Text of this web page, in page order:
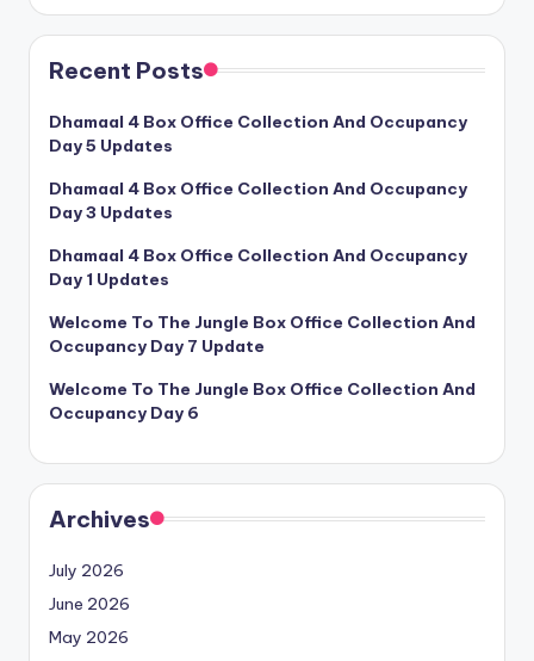
Recent Posts
Dhamaal 4 Box Office Collection And Occupancy
Day 5 Updates
Dhamaal 4 Box Office Collection And Occupancy
Day 3 Updates
Dhamaal 4 Box Office Collection And Occupancy
Day 1 Updates
Welcome To The Jungle Box Office Collection And
Occupancy Day 7 Update
Welcome To The Jungle Box Office Collection And
Occupancy Day 6
Archives
July 2026
June 2026
May 2026